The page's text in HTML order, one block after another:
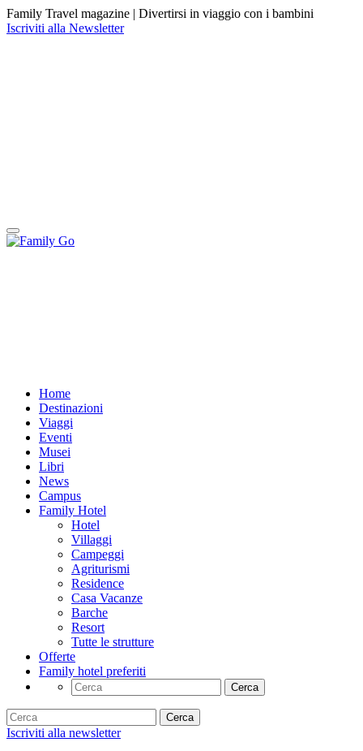
Family Travel magazine | Divertirsi in viaggio con i bambini
Iscriviti alla Newsletter
Home
Destinazioni
Viaggi
Eventi
Musei
Libri
News
Campus
Family Hotel
Hotel
Villaggi
Campeggi
Agriturismi
Residence
Casa Vacanze
Barche
Resort
Tutte le strutture
Offerte
Family hotel preferiti
Cerca
Cerca
Iscriviti alla newsletter